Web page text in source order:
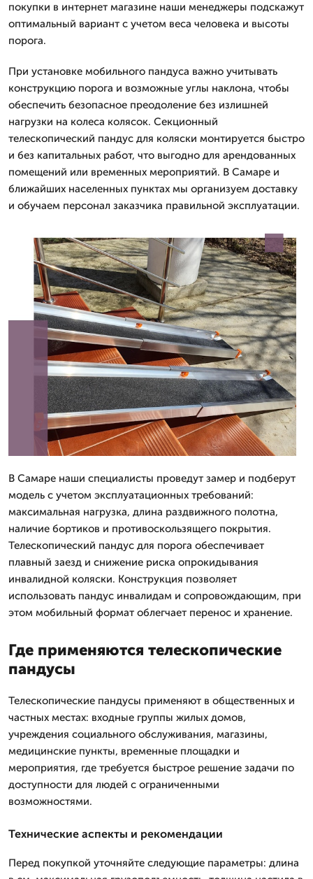
покупки в интернет магазине наши менеджеры подскажут
оптимальный вариант с учетом веса человека и высоты
порога.
При установке мобильного пандуса важно учитывать
конструкцию порога и возможные углы наклона, чтобы
обеспечить безопасное преодоление без излишней
нагрузки на колеса колясок. Секционный
телескопический пандус для коляски монтируется быстро
и без капитальных работ, что выгодно для арендованных
помещений или временных мероприятий. В Самаре и
ближайших населенных пунктах мы организуем доставку
и обучаем персонал заказчика правильной эксплуатации.
В Самаре наши специалисты проведут замер и подберут
модель с учетом эксплуатационных требований:
максимальная нагрузка, длина раздвижного полотна,
наличие бортиков и противоскользящего покрытия.
Телескопический пандус для порога обеспечивает
плавный заезд и снижение риска опрокидывания
инвалидной коляски. Конструкция позволяет
использовать пандус инвалидам и сопровождающим, при
этом мобильный формат облегчает перенос и хранение.
Где применяются телескопические
пандусы
Телескопические пандусы применяют в общественных и
частных местах: входные группы жилых домов,
учреждения социального обслуживания, магазины,
медицинские пункты, временные площадки и
мероприятия, где требуется быстрое решение задачи по
доступности для людей с ограниченными
возможностями.
Технические аспекты и рекомендации
Перед покупкой уточняйте следующие параметры: длина